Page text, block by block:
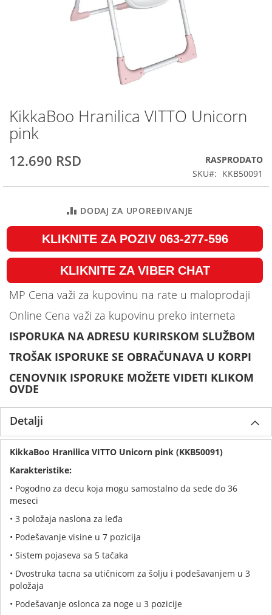
Skip
to
the
of
images
KikkaBoo Hranilica VITTO Unicorn
pink
12.690 RSD
RASPRODATO
SKU
KKB50091
DODAJ ZA UPOREĐIVANJE
KLIKNITE ZA POZIV 063-277-596
KLIKNITE ZA VIBER CHAT
MP Cena važi za kupovinu na rate u maloprodaji
Online Cena važi za kupovinu preko interneta
ISPORUKA NA ADRESU KURIRSKOM SLUŽBOM
TROŠAK ISPORUKE SE OBRAČUNAVA U KORPI
CENOVNIK ISPORUKE MOŽETE VIDETI KLIKOM
OVDE
Detalji
KikkaBoo Hranilica VITTO Unicorn pink (KKB50091)
Karakteristike:
• Pogodno za decu koja mogu samostalno da sede do 36
meseci
• 3 položaja naslona za leđa
• Podešavanje visine u 7 pozicija
• Sistem pojaseva sa 5 tačaka
• Dvostruka tacna sa utičnicom za šolju i podešavanjem u 3
položaja
• Podešavanje oslonca za noge u 3 pozicije